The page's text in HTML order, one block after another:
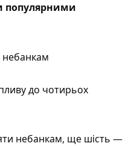
популярними
небанкам
до чотирьох
небанкам, ще шість —